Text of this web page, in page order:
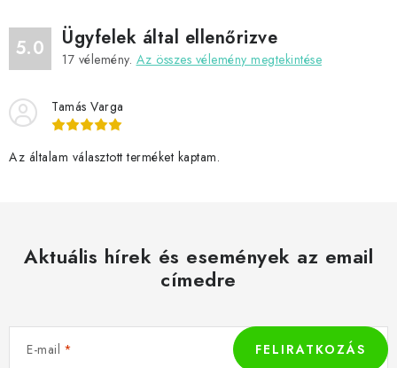
5.0 Ügyfelek által ellenőrizve
17 vélemény. Az összes vélemény megtekintése
Tamás Varga
Az általam választott terméket kaptam.
Aktuális hírek és események az email
címedre
E-mail FELIRATKOZÁS